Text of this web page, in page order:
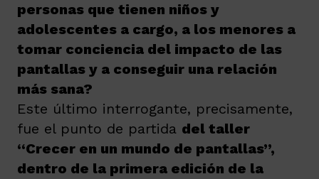
personas que tienen niños y
adolescentes a cargo, a los menores a
tomar conciencia del impacto de las
pantallas y a conseguir una relación
más sana?
Este último interrogante, precisamente,
fue el punto de partida del taller
“Crecer en un mundo de pantallas”,
dentro de la primera edición de la